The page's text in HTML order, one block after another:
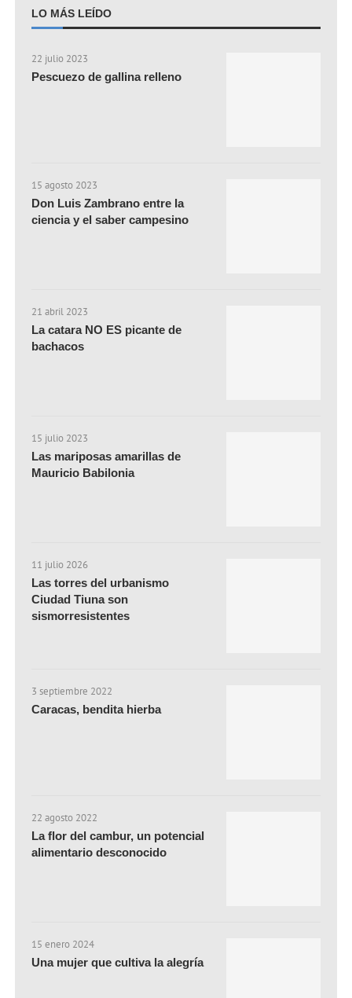
LO MÁS LEÍDO
22 julio 2023
Pescuezo de gallina relleno
15 agosto 2023
Don Luis Zambrano entre la
ciencia y el saber campesino
21 abril 2023
La catara NO ES picante de
bachacos
15 julio 2023
Las mariposas amarillas de
Mauricio Babilonia
11 julio 2026
Las torres del urbanismo
Ciudad Tiuna son
sismorresistentes
3 septiembre 2022
Caracas, bendita hierba
22 agosto 2022
La flor del cambur, un potencial
alimentario desconocido
15 enero 2024
Una mujer que cultiva la alegría